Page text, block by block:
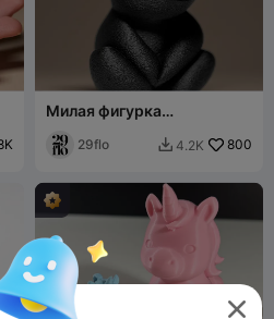
Милая фигурка
29flo  4.2K 800
